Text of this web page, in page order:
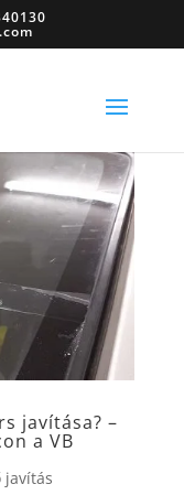
javítása? –
a VB
javítás